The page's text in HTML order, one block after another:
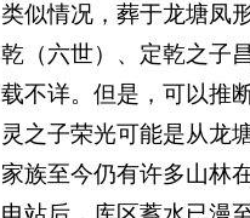
类似情况，葬于龙塘凤
乾（六世）、定乾之子
载不详。但是，可以推
灵之子荣光可能是从龙
家族至今仍有许多山林